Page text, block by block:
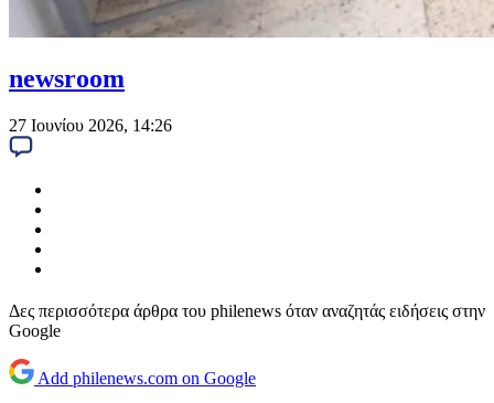
newsroom
27 Ιουνίου 2026, 14:26
Δες περισσότερα άρθρα του philenews όταν αναζητάς ειδήσεις στην
Google
Add philenews.com on Google